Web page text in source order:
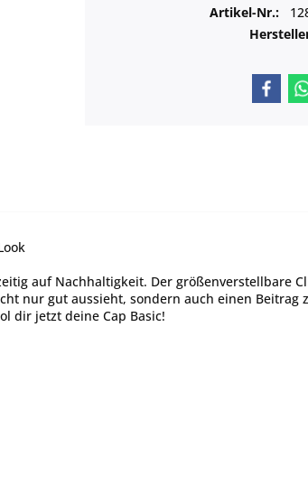
Artikel-Nr.:
auf Nachhaltigkeit. Der größenverstellbare
nur gut aussieht, sondern auch einen Beitrag
dir jetzt deine Cap Basic!